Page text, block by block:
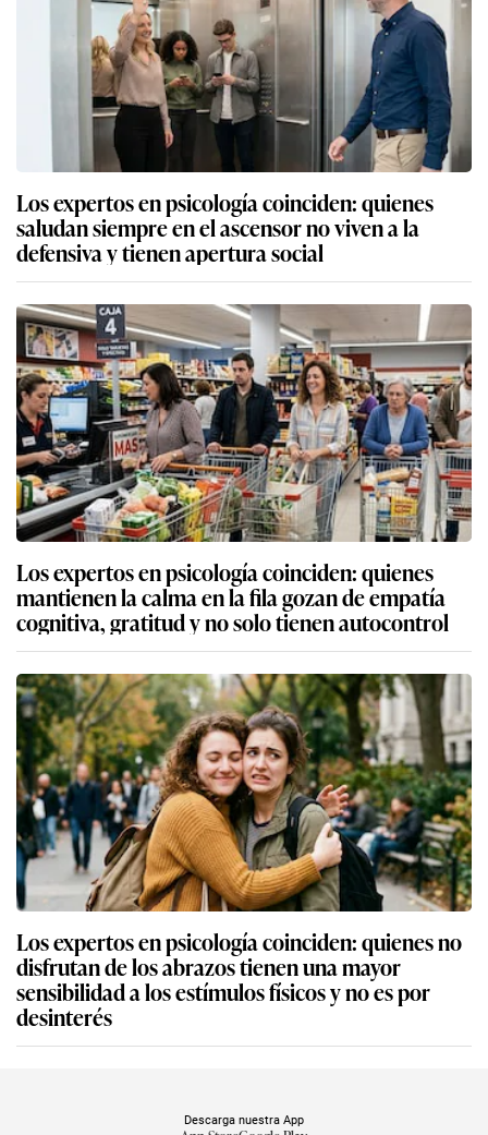
Los expertos en psicología coinciden: quienes
saludan siempre en el ascensor no viven a la
defensiva y tienen apertura social
Los expertos en psicología coinciden: quienes
mantienen la calma en la fila gozan de empatía
cognitiva, gratitud y no solo tienen autocontrol
Los expertos en psicología coinciden: quienes no
disfrutan de los abrazos tienen una mayor
sensibilidad a los estímulos físicos y no es por
desinterés
Descarga nuestra App